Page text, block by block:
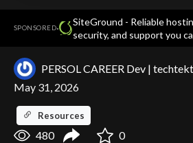
SPONSORED·
SiteGround - Reliable
security, and support you
PERSOL CAREER Dev | techtekt
May 31, 2026
Resources
480
0